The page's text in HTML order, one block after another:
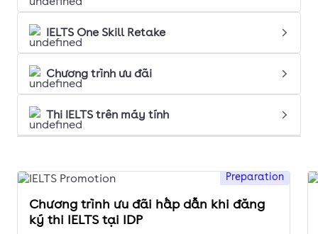
IELTS One Skill Retake
Chương trình ưu đãi
Thi IELTS trên máy tính
Preparation
Chương trình ưu đãi hấp dẫn khi đăng
ký thi IELTS tại IDP